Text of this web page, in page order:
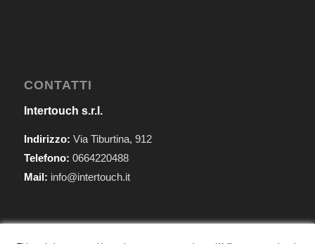
CONTATTI
Intertouch s.r.l.
Indirizzo: Via Tiburtina, 912
Telefono: 0664220488
Mail: info@intertouch.it